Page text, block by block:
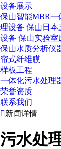
设备展示
保山智能MBR一
理设备 保山日本
设备 保山实验室
保山水质分析仪
帘式纤维膜
样板工程
一体化污水处理
荣誉资质
联系我们
新闻详情
污水处